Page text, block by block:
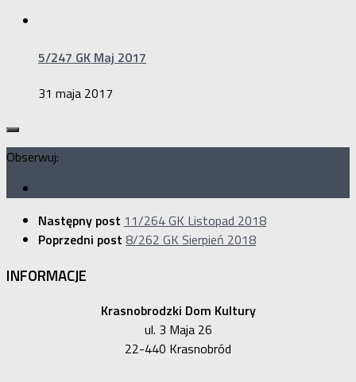
5/247 GK Maj 2017
31 maja 2017
Obserwuj:
Następny post 11/264 GK Listopad 2018
Poprzedni post 8/262 GK Sierpień 2018
INFORMACJE
Krasnobrodzki Dom Kultury
ul. 3 Maja 26
22-440 Krasnobród